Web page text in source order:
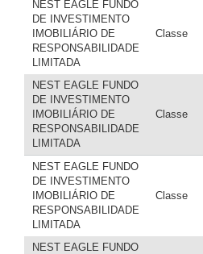
NEST EAGLE FUNDO
DE INVESTIMENTO
IMOBILIÁRIO DE
RESPONSABILIDADE
LIMITADA
Classe
NEST EAGLE FUNDO
DE INVESTIMENTO
IMOBILIÁRIO DE
RESPONSABILIDADE
LIMITADA
Classe
NEST EAGLE FUNDO
DE INVESTIMENTO
IMOBILIÁRIO DE
RESPONSABILIDADE
LIMITADA
Classe
NEST EAGLE FUNDO